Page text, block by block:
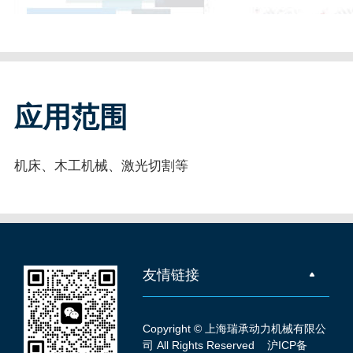
应用范围
机床、木工机械、激光切割等
友情链接
Copyright © 上海瑞承动力机械有限公
司 All Rights Reserved沪ICP备